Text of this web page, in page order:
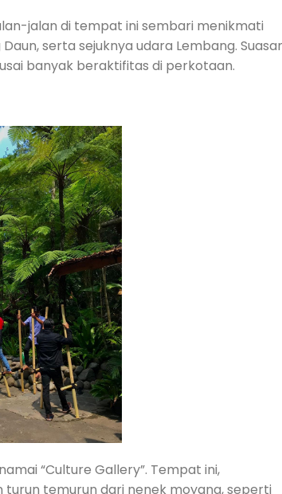
jalan di tempat ini sembari menikmati
serta sejuknya udara Lembang.
banyak beraktifitas di perkotaan.
“Culture Gallery”. Tempat ini,
temurun dari nenek moyang, seperti